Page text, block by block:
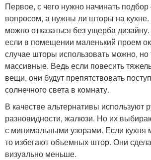
Первое, с чего нужно начинать подбор
вопросом, а нужны ли шторы на кухне.
можно отказаться без ущерба
если в помещении маленький проем
случае шторы использовать можно, но
массивные. Ведь если повесить
вещи, они будут препятствовать
солнечного света в комнату.
В качестве альтернативы используют
разновидности, жалюзи. Но их
с минимальными узорами. Если кухня
то избегают объемных штор. Они
визуально меньше.